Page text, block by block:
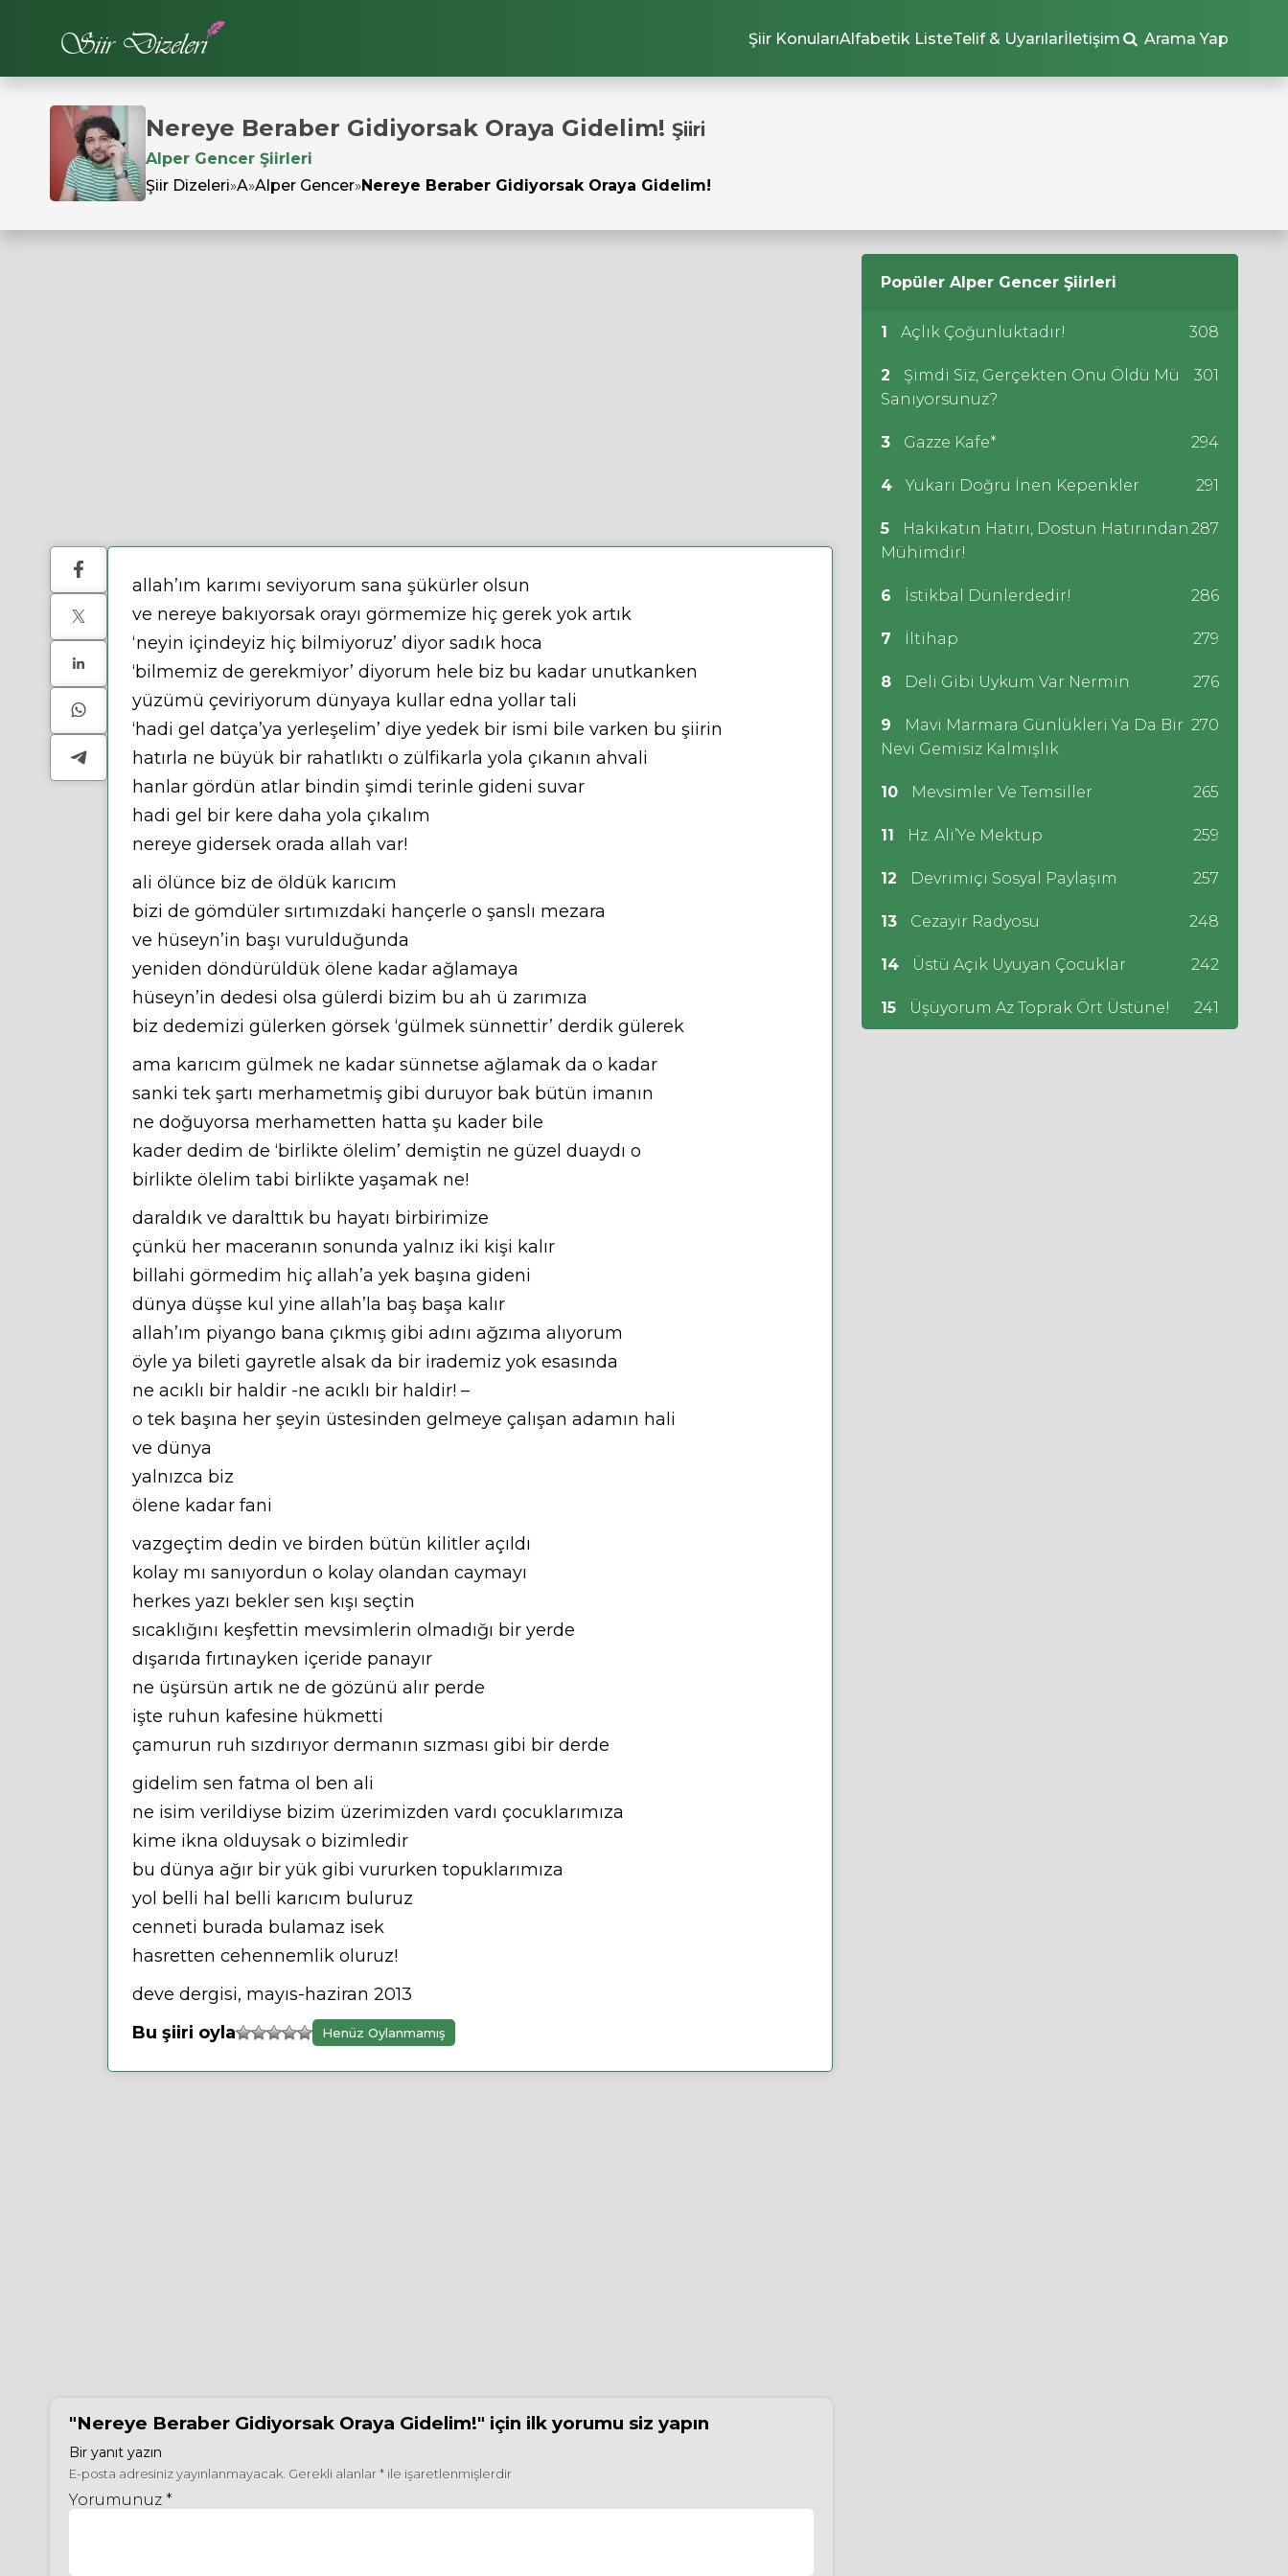
Şiir KonularıAlfabetik ListeTelif & Uyarılarİletişim Arama Yap
Nereye Beraber Gidiyorsak Oraya Gidelim! Şiiri
Alper Gencer Şiirleri
Şiir Dizeleri»A»Alper Gencer»Nereye Beraber Gidiyorsak Oraya Gidelim!
allah’ım karımı seviyorum sana şükürler olsun
ve nereye bakıyorsak orayı görmemize hiç gerek yok artık
‘neyin içindeyiz hiç bilmiyoruz’ diyor sadık hoca
‘bilmemiz de gerekmiyor’ diyorum hele biz bu kadar unutkanken
yüzümü çeviriyorum dünyaya kullar edna yollar tali
‘hadi gel datça’ya yerleşelim’ diye yedek bir ismi bile varken bu şiirin
hatırla ne büyük bir rahatlıktı o zülfikarla yola çıkanın ahvali
hanlar gördün atlar bindin şimdi terinle gideni suvar
hadi gel bir kere daha yola çıkalım
nereye gidersek orada allah var!
ali ölünce biz de öldük karıcım
bizi de gömdüler sırtımızdaki hançerle o şanslı mezara
ve hüseyn’in başı vurulduğunda
yeniden döndürüldük ölene kadar ağlamaya
hüseyn’in dedesi olsa gülerdi bizim bu ah ü zarımıza
biz dedemizi gülerken görsek ‘gülmek sünnettir’ derdik gülerek
ama karıcım gülmek ne kadar sünnetse ağlamak da o kadar
sanki tek şartı merhametmiş gibi duruyor bak bütün imanın
ne doğuyorsa merhametten hatta şu kader bile
kader dedim de ‘birlikte ölelim’ demiştin ne güzel duaydı o
birlikte ölelim tabi birlikte yaşamak ne!
daraldık ve daralttık bu hayatı birbirimize
çünkü her maceranın sonunda yalnız iki kişi kalır
billahi görmedim hiç allah’a yek başına gideni
dünya düşse kul yine allah’la baş başa kalır
allah’ım piyango bana çıkmış gibi adını ağzıma alıyorum
öyle ya bileti gayretle alsak da bir irademiz yok esasında
ne acıklı bir haldir -ne acıklı bir haldir! –
o tek başına her şeyin üstesinden gelmeye çalışan adamın hali
ve dünya
yalnızca biz
ölene kadar fani
vazgeçtim dedin ve birden bütün kilitler açıldı
kolay mı sanıyordun o kolay olandan caymayı
herkes yazı bekler sen kışı seçtin
sıcaklığını keşfettin mevsimlerin olmadığı bir yerde
dışarıda fırtınayken içeride panayır
ne üşürsün artık ne de gözünü alır perde
işte ruhun kafesine hükmetti
çamurun ruh sızdırıyor dermanın sızması gibi bir derde
gidelim sen fatma ol ben ali
ne isim verildiyse bizim üzerimizden vardı çocuklarımıza
kime ikna olduysak o bizimledir
bu dünya ağır bir yük gibi vururken topuklarımıza
yol belli hal belli karıcım buluruz
cenneti burada bulamaz isek
hasretten cehennemlik oluruz!
deve dergisi, mayıs-haziran 2013
Bu şiiri oyla
Henüz Oylanmamış
"Nereye Beraber Gidiyorsak Oraya Gidelim!" için ilk yorumu siz yapın
Bir yanıt yazın
E-posta adresiniz yayınlanmayacak. Gerekli alanlar* ile işaretlenmişlerdir
Yorumunuz *
Popüler Alper GencerŞiirleri
1 Açlık Çoğunluktadır! 308
2
Şimdi Siz, Gerçekten Onu Öldü Mü
Sanıyorsunuz?
301
3 Gazze Kafe* 294
4 Yukarı Doğru İnen Kepenkler 291
5
Hakikatın Hatırı, Dostun Hatırından
Mühimdir!
287
6 İstikbal Dünlerdedir! 286
7 İltihap 279
8 Deli Gibi Uykum Var Nermin 276
9
Mavi Marmara Günlükleri Ya Da Bir
Nevi Gemisiz Kalmışlık
270
10 Mevsimler Ve Temsiller 265
11 Hz. Ali’Ye Mektup 259
12 Devrimiçi Sosyal Paylaşım 257
13 Cezayir Radyosu 248
14 Üstü Açık Uyuyan Çocuklar 242
15 Üşüyorum Az Toprak Ört Üstüne! 241